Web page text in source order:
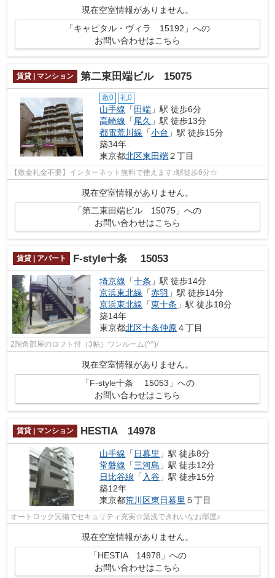
現在空室情報がありません。
「キャピタル・ヴィラ 15192」への
お問い合わせはこちら
賃貸 | マンション 第二東田端ビル 15075
敷0 礼0
山手線 「 田端 」駅 徒歩6分
高崎線 「尾久 」駅 徒歩13分
都電荒川線 「小台 」駅 徒歩15分
築34年
東京都北区東田端２丁目
【敷金礼金不要】インターネット無料で使えます♪駅徒歩6分☆
現在空室情報がありません。
「第二東田端ビル 15075」への
お問い合わせはこちら
賃貸 | アパート F-style十条 15053
埼京線 「十条 」駅 徒歩14分
京浜東北線 「赤羽 」駅 徒歩14分
京浜東北線 「東十条 」駅 徒歩18分
築14年
東京都北区十条仲原４丁目
2階角部屋のロフト付（3帖）ワンルーム(^^)/
現在空室情報がありません。
「F-style十条 15053」への
お問い合わせはこちら
賃貸 | マンション HESTIA 14978
山手線 「日暮里 」駅 徒歩8分
常磐線 「三河島 」駅 徒歩12分
日比谷線 「 入谷 」駅 徒歩15分
築12年
東京都荒川区東日暮里 ５丁目
オートロック完備でセキュリティ充実☆築浅できれいなお部屋♪
現在空室情報がありません。
「HESTIA 14978」への
お問い合わせはこちら